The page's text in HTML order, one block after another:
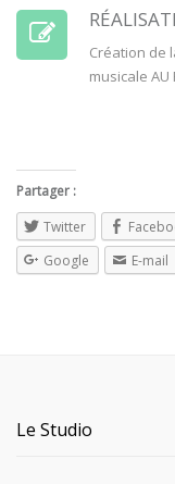
Création de
musicale AU
Partager :
Twitter
Google
E-mail
Le Studio